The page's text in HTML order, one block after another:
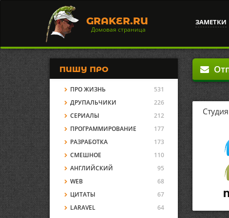
GRAKER.RU
Домовая страница
ЗАМЕТКИ
ПИШУ ПРО
ПРО ЖИЗНЬ
531
ДРУПАЛЬЧИКИ
226
СЕРИАЛЫ
212
ПРОГРАММИРОВАНИЕ
177
РАЗРАБОТКА
173
СМЕШНОЕ
110
АНГЛИЙСКИЙ
95
WEB
68
ЦИТАТЫ
67
LARAVEL
64